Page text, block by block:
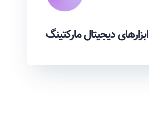
ابزارهای دیجیتال مارکتینگ